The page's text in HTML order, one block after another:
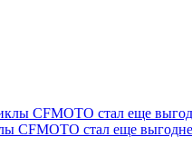
CFMOTO стал еще